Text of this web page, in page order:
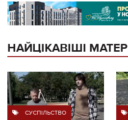
НАЙЦІКАВІШІ
СУСПІЛЬСТВО